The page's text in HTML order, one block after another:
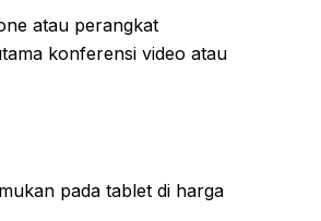
atau perangkat
konferensi video atau
pada tablet di harga